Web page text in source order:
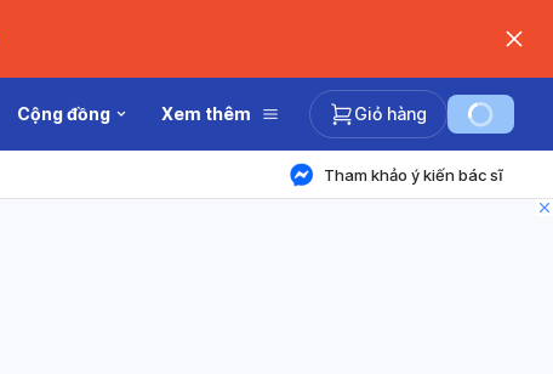
Cộng đồng Xem thêm Giỏ hàng
Tham khảo ý kiến bác sĩ